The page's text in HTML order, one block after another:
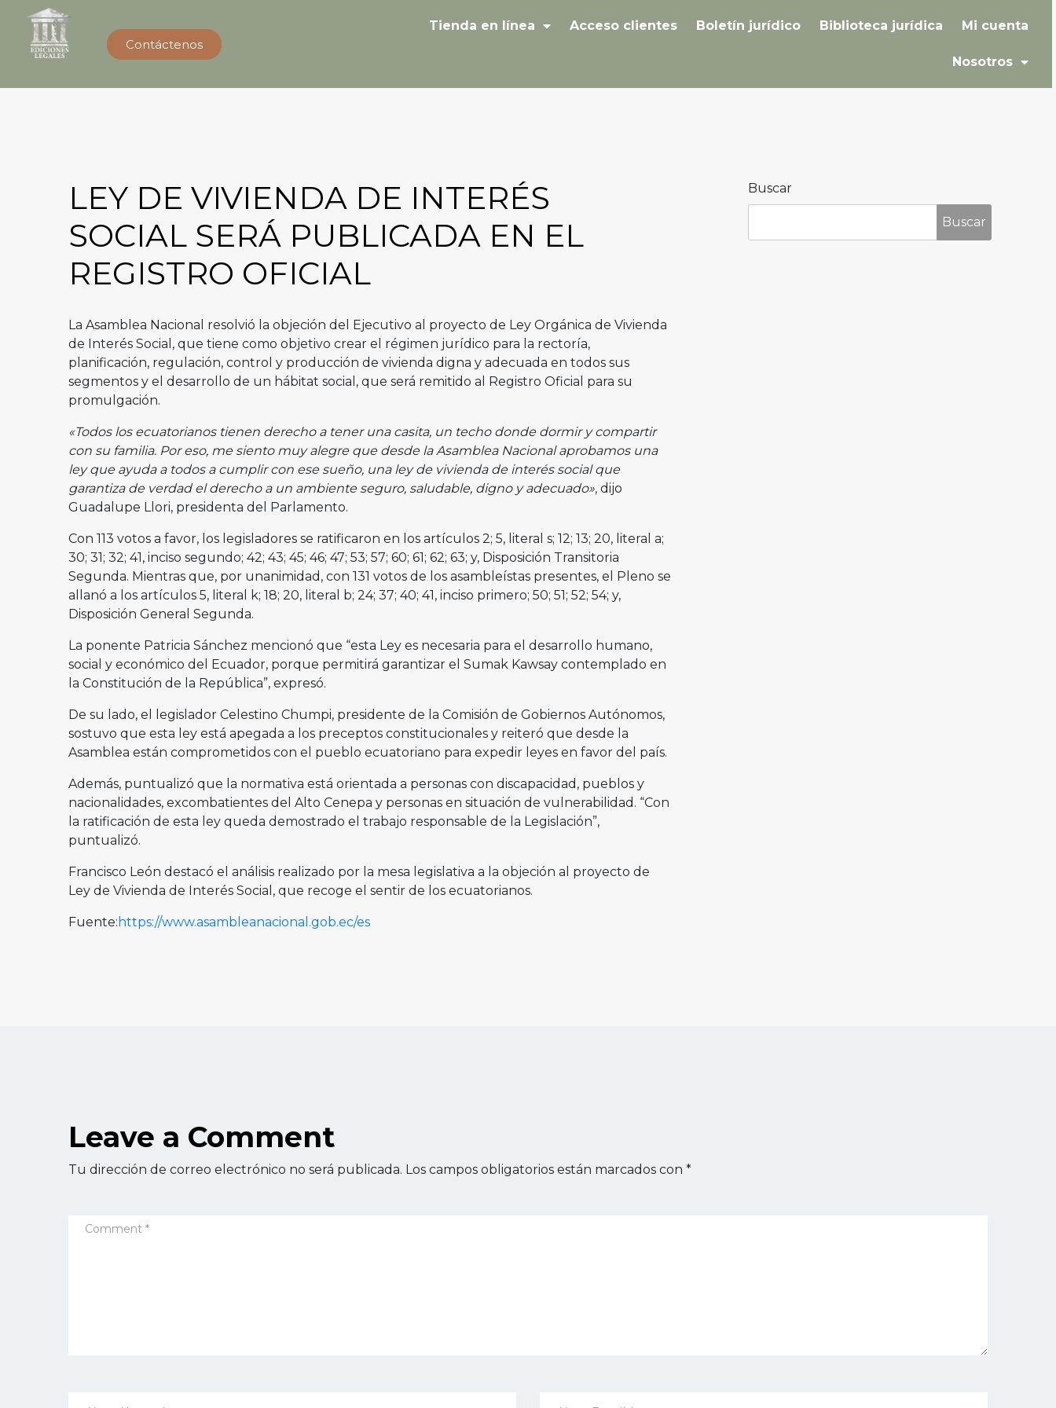
Contáctenos
Tienda en línea Acceso clientes Boletín jurídico Biblioteca jurídica Mi cuenta
Nosotros
Buscar
Buscar
LEY DE VIVIENDA DE INTERÉS
SOCIAL SERÁ PUBLICADA EN EL
REGISTRO OFICIAL
La Asamblea Nacional resolvió la objeción del Ejecutivo al proyecto de Ley Orgánica de Vivienda
de Interés Social, que tiene como objetivo crear el régimen jurídico para la rectoría,
planificación, regulación, control y producción de vivienda digna y adecuada en todos sus
segmentos y el desarrollo de un hábitat social, que será remitido al Registro Oficial para su
promulgación.
«Todos los ecuatorianos tienen derecho a tener una casita, un techo donde dormir y compartir
con su familia. Por eso, me siento muy alegre que desde la Asamblea Nacional aprobamos una
ley que ayuda a todos a cumplir con ese sueño, una ley de vivienda de interés social que
garantiza de verdad el derecho a un ambiente seguro, saludable, digno y adecuado», dijo
Guadalupe Llori, presidenta del Parlamento.
Con 113 votos a favor, los legisladores se ratificaron en los artículos 2; 5, literal s; 12; 13; 20, literal a;
30; 31; 32; 41, inciso segundo; 42; 43; 45; 46; 47; 53; 57; 60; 61; 62; 63; y, Disposición Transitoria
Segunda. Mientras que, por unanimidad, con 131 votos de los asambleístas presentes, el Pleno se
allanó a los artículos 5, literal k; 18; 20, literal b; 24; 37; 40; 41, inciso primero; 50; 51; 52; 54; y,
Disposición General Segunda.
La ponente Patricia Sánchez mencionó que “esta Ley es necesaria para el desarrollo humano,
social y económico del Ecuador, porque permitirá garantizar el Sumak Kawsay contemplado en
la Constitución de la República”, expresó.
De su lado, el legislador Celestino Chumpi, presidente de la Comisión de Gobiernos Autónomos,
sostuvo que esta ley está apegada a los preceptos constitucionales y reiteró que desde la
Asamblea están comprometidos con el pueblo ecuatoriano para expedir leyes en favor del país.
Además, puntualizó que la normativa está orientada a personas con discapacidad, pueblos y
nacionalidades, excombatientes del Alto Cenepa y personas en situación de vulnerabilidad. “Con
la ratificación de esta ley queda demostrado el trabajo responsable de la Legislación”,
puntualizó.
Francisco León destacó el análisis realizado por la mesa legislativa a la objeción al proyecto de
Ley de Vivienda de Interés Social, que recoge el sentir de los ecuatorianos.
Fuente: https://www.asambleanacional.gob.ec/es
Leave a Comment
Tu dirección de correo electrónico no será publicada. Los campos obligatorios están marcados con *